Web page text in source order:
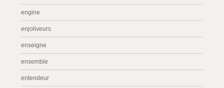
engine
enjoliveurs
enseigne
ensemble
entendeur